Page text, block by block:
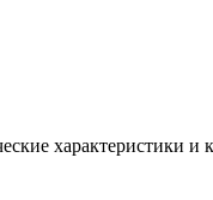
характеристики и